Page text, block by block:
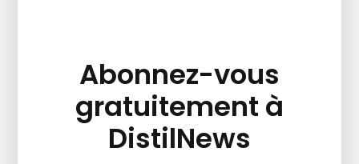
Abonnez-vous
gratuitement à
DistilNews